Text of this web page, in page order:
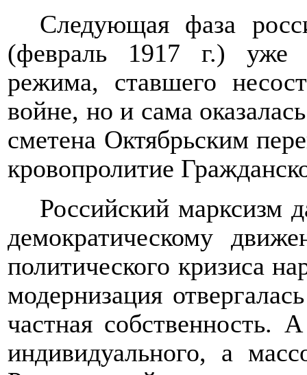
Следующая фаза
(февраль 1917 г.) уже
режима, ставшего
войне, но и сама
сметена Октябрьским
кровопролитие
Российский марксизм
демократическому
политического кризиса
модернизация
частная собственность.
индивидуального, а